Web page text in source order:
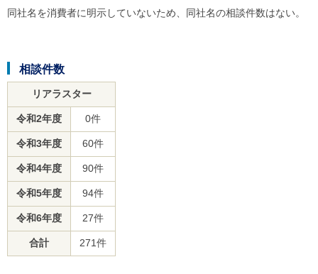
同社名を消費者に明示していないため、同社名の相談件数はない。
相談件数
リアラスター
令和2年度 0件
令和3年度 60件
令和4年度 90件
令和5年度 94件
令和6年度 27件
合計 271件